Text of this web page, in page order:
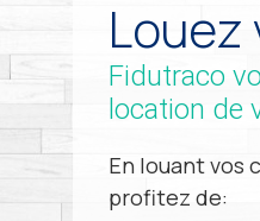
Louez
Fidutraco
location de
En louant vos
profitez de: